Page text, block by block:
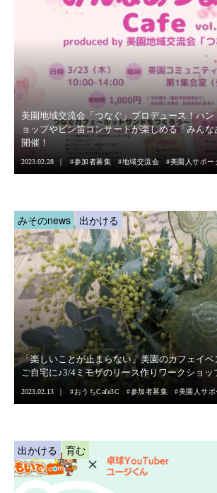
美園地域交流会「つなぐ」プロデュース！ハ
ョップやビン笛コンサートが楽しめる「みんな
開催！
2023.02.28 参加者募集 地域交流会 美園人サポー
みそのnews 出かける
「楽しいことが止まらない」美園のカフェイベ
ご自宅に♪3/4ミモザのリース作りワークショッ
2023.02.13 おうちCafe3C 参加者募集 美園人サポ
出かける 育む